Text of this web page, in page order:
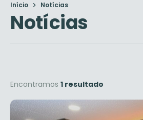
Início Notícias
Notícias
Encontramos 1 resultado